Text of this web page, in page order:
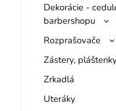
Dekorácie -
barbershopu
Rozprašovače
Zástery,
Zrkadlá
Uteráky